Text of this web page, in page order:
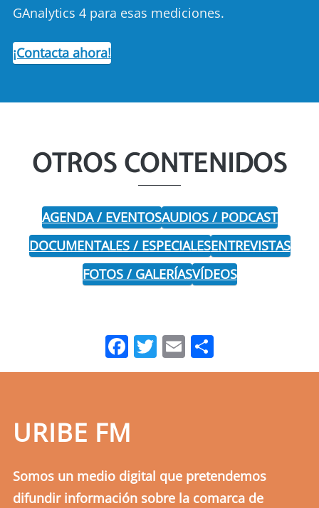
GAnalytics 4 para esas mediciones.
¡Contacta ahora!
OTROS CONTENIDOS
AGENDA / EVENTOSAUDIOS / PODCAST
DOCUMENTALES / ESPECIALESENTREVISTAS
FOTOS / GALERÍASVÍDEOS
Facebook
Twitter
Email
URIBE FM
Somos un medio digital que pretendemos
difundir información sobre la comarca de